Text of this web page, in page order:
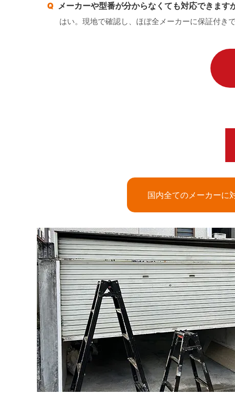
メーカーや型番が分からなくても対応できます
はい。現地で確認し、ほぼ全メーカーに保証付き
国内全てのメーカーに